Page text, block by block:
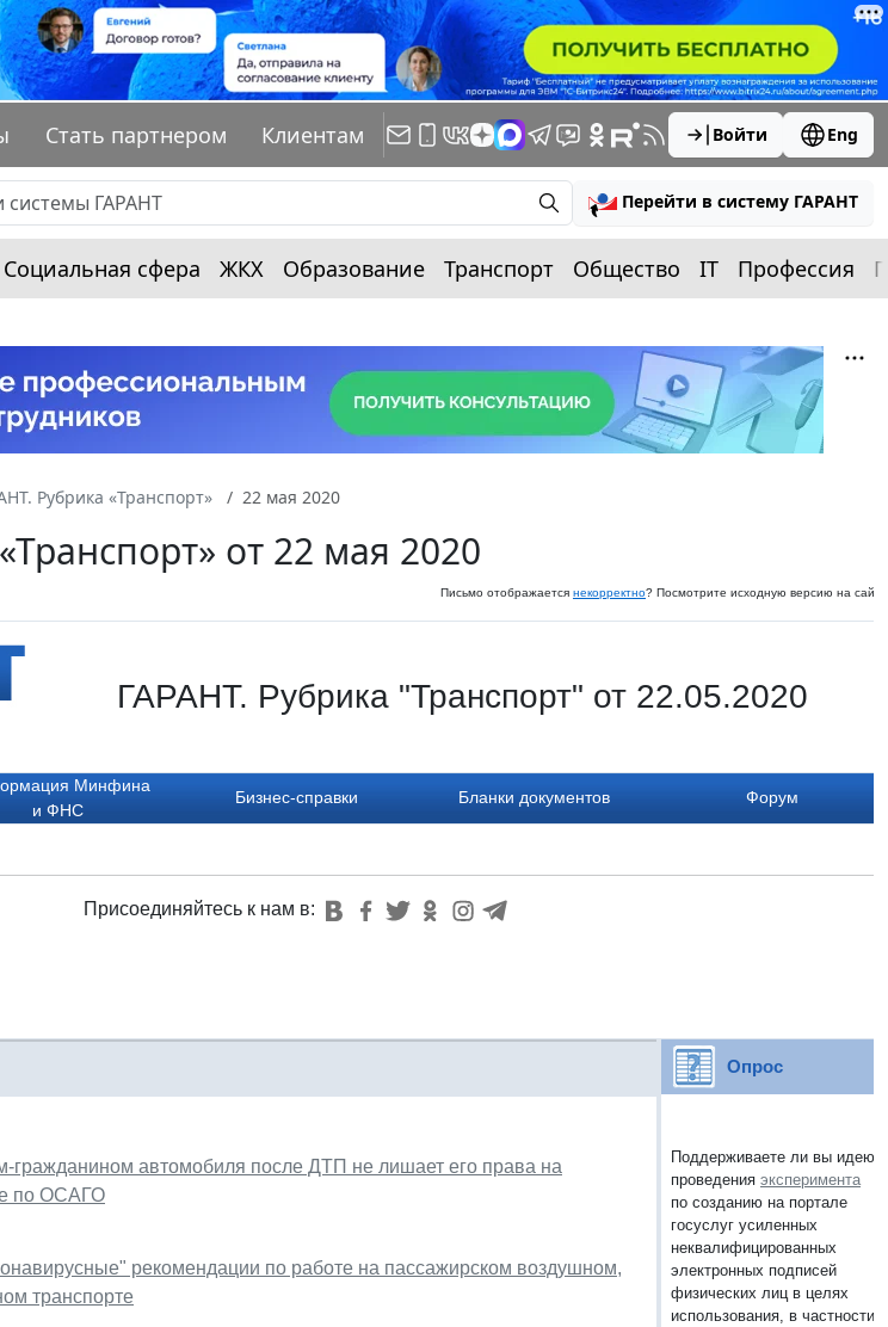
Стать партнером Клиентам Войти Eng
Перейти в систему ГАРАНТ
Социальная сфера ЖКХ Образование Транспорт Общество IT Профессия
Рубрика «Транспорт» 22 мая 2020
от 22 мая 2020
Письмо отображается некорректно? Посмотрите исходную версию на
ГАРАНТ. Рубрика "Транспорт" от 22.05.2020
Минфина
и ФНС
Бизнес-справки Бланки документов Форум
Присоединяйтесь к нам в:
гражданином автомобиля после ДТП не лишает его права на
по ОСАГО
рекомендации по работе на пассажирском воздушном,
транспорте
Опрос
Поддерживаете ли вы идею
проведения эксперимента
по созданию на портале
госуслуг усиленных
неквалифицированных
электронных подписей
физических лиц в целях
использования, в частности,